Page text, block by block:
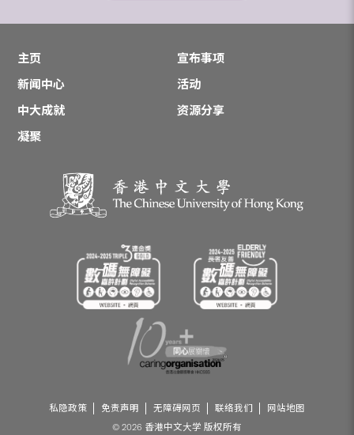
主页
宣布事项
新闻中心
活动
中大成就
资源分享
凝聚
私隐政策 免责声明 无障碍网页 联络我们
网站地图
© 2026 香港中文大学 版权所有